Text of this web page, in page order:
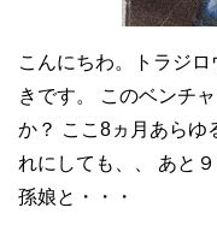
こんにちわ。トラジ
きです。 このベンチ
か？ ここ8ヵ月あらゆ
れにしても、、 あと
孫娘と・・・